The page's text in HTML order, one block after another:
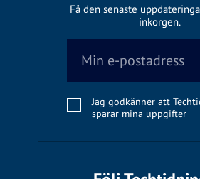
Få den senaste
inkorgen.
Jag godkänner att
sparar mina uppgifter